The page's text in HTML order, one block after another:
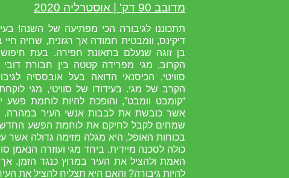
מדובב 90 דק' | אוסטרליה 2020
תתכוננו לגיבורה הכי מפתיעה של השנה!
דיקינס, וומבטית חמודה אך רגזנית, שחיה
בן זוגה שנעלם בתאונת חפירה. בעת
הקרוב, מגי מפרידה קטטה בין חבורת דובי
סוויטי, הכיסנאי הדואה בעל אובססיה
הקרב של מגי. בעידודו של סוויטי, מגי
“קומבט וומבט”, והופכת להיות לוחמת פשע
אשר כובשת את לבבות אנשי העיר במהרה.
שמחים לקבל לחיקם את לוחמת הפשע
בכוחות האופל, היא מגלה מזימה גדולה אשר
כולה לסכנה מיידית. ביחד מגי ועוזרה הנאמן
האמת ולהציל את העיר במרוץ כנגד הזמן.
להיות גיבורה? והאם היא תצליח להציל את